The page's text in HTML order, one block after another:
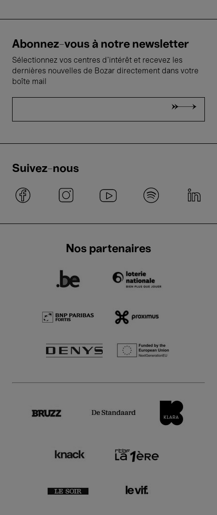
Abonnez-vous à notre newsletter
Sélectionnez vos centres d'intérêt et recevez les
dernières nouvelles de Bozar directement dans votre
boîte mail
Suivez-nous
Nos partenaires